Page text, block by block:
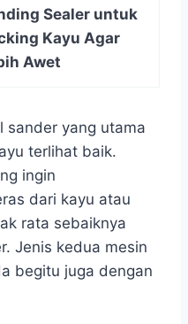
Sealer untuk
Kayu Agar
Awet
sander yang utama
terlihat baik.
ingin
dari kayu atau
rata sebaiknya
Jenis kedua mesin
begitu juga dengan